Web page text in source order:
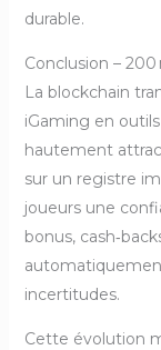
durable.
Conclusion –
La blockchain
iGaming en
hautement
sur un registre
joueurs une
bonus,
incertitudes.
Cette évolution